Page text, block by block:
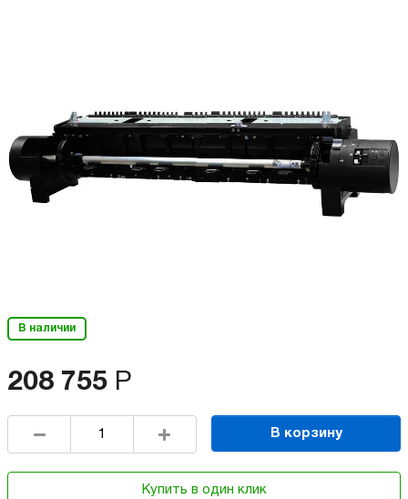
В наличии
208 755 Р
В корзину
Купить в один клик